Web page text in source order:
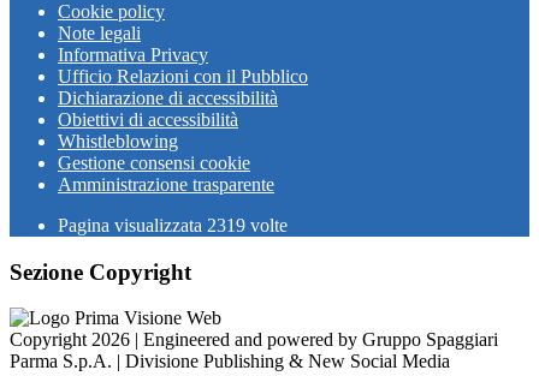
Cookie policy
Note legali
Informativa Privacy
Ufficio Relazioni con il Pubblico
Dichiarazione di accessibilità
Obiettivi di accessibilità
Whistleblowing
Gestione consensi cookie
Amministrazione trasparente
Pagina visualizzata 2319 volte
Sezione Copyright
Copyright 2026 | Engineered and powered by Gruppo Spaggiari
Parma S.p.A. | Divisione Publishing & New Social Media